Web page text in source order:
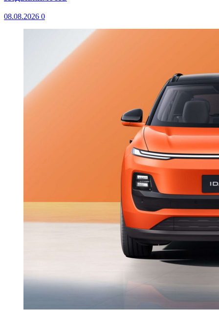
08.08.2026 0